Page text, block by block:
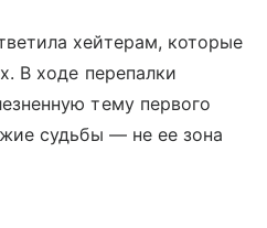
хейтерам, которые
В ходе перепалки
тему первого
судьбы — не ее зона